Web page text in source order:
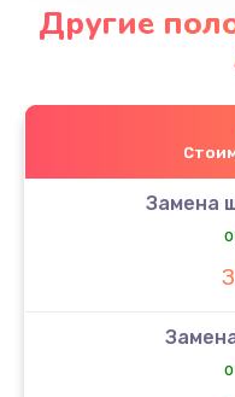
Другие
Замена